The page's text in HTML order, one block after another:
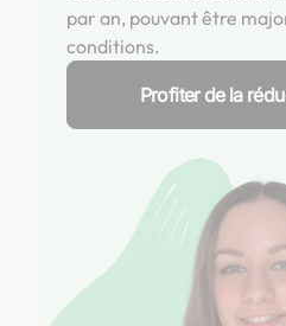
par an, pouvant être
conditions.
Profiter de la